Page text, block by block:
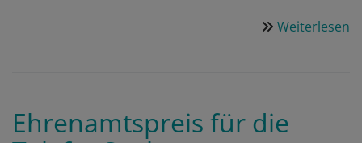
Weiterlesen
Ehrenamtspreis für die